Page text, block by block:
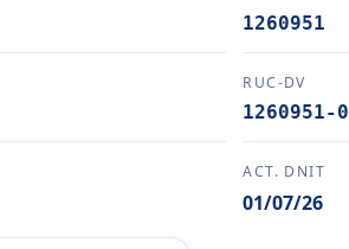
1260951
RUC-DV
1260951-0
ACT. DNIT
01/07/26